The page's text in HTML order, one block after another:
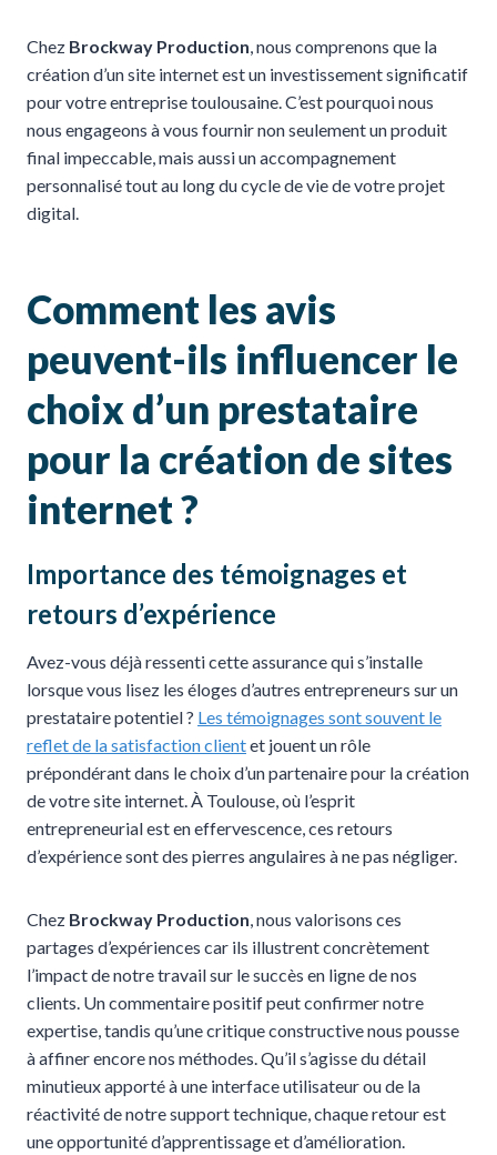
Chez Brockway Production , nous comprenons que la
création d’un site internet est un investissement significatif
pour votre entreprise toulousaine. C’est pourquoi nous
nous engageons à vous fournir non seulement un produit
final impeccable, mais aussi un accompagnement
personnalisé tout au long du cycle de vie de votre projet
digital.
Comment les avis
peuvent-ils influencer le
choix d’un prestataire
pour la création de sites
internet ?
Importance des témoignages et
retours d’expérience
Avez-vous déjà ressenti cette assurance qui s’installe
lorsque vous lisez les éloges d’autres entrepreneurs sur un
prestataire potentiel ? Les témoignages sont souvent le
reflet de la satisfaction clientet jouent un rôle
prépondérant dans le choix d’un partenaire pour la création
de votre site internet. À Toulouse, où l’esprit
entrepreneurial est en effervescence, ces retours
d’expérience sont des pierres angulaires à ne pas négliger.
Chez Brockway Production , nous valorisons ces
partages d’expériences car ils illustrent concrètement
l’impact de notre travail sur le succès en ligne de nos
clients. Un commentaire positif peut confirmer notre
expertise, tandis qu’une critique constructive nous pousse
à affiner encore nos méthodes. Qu’il s’agisse du détail
minutieux apporté à une interface utilisateur ou de la
réactivité de notre support technique, chaque retour est
une opportunité d’apprentissage et d’amélioration.